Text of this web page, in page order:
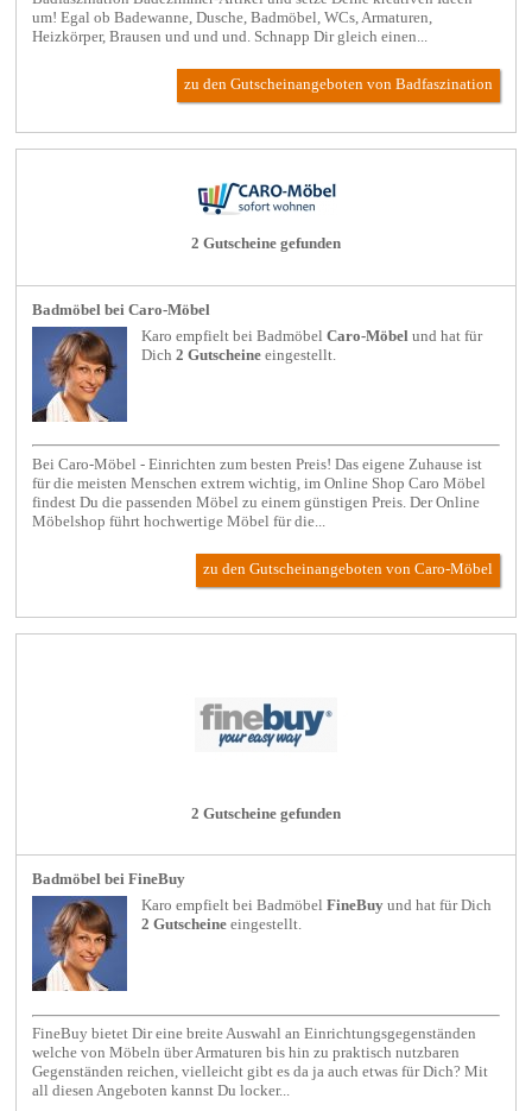
um! Egal ob Badewanne, Dusche, Badmöbel, WCs, Armaturen,
Heizkörper, Brausen und und und. Schnapp Dir gleich einen...
zu den Gutscheinangeboten von Badfaszination
2 Gutscheine gefunden
Badmöbel bei Caro-Möbel
Karo empfielt beiBadmöbel Caro-Möbel und hat für
Dich2 Gutscheine eingestellt.
Bei Caro-Möbel - Einrichten zum besten Preis! Das eigene Zuhause ist
für die meisten Menschen extrem wichtig, im Online Shop Caro Möbel
findest Du die passenden Möbel zu einem günstigen Preis. Der Online
Möbelshop führt hochwertige Möbel für die...
zu den Gutscheinangeboten von Caro-Möbel
2 Gutscheine gefunden
Badmöbel bei FineBuy
Karo empfielt beiBadmöbel FineBuy und hat für Dich
2 Gutscheine eingestellt.
FineBuy bietet Dir eine breite Auswahl an Einrichtungsgegenständen
welche von Möbeln über Armaturen bis hin zu praktisch nutzbaren
Gegenständen reichen, vielleicht gibt es da ja auch etwas für Dich? Mit
all diesen Angeboten kannst Du locker...